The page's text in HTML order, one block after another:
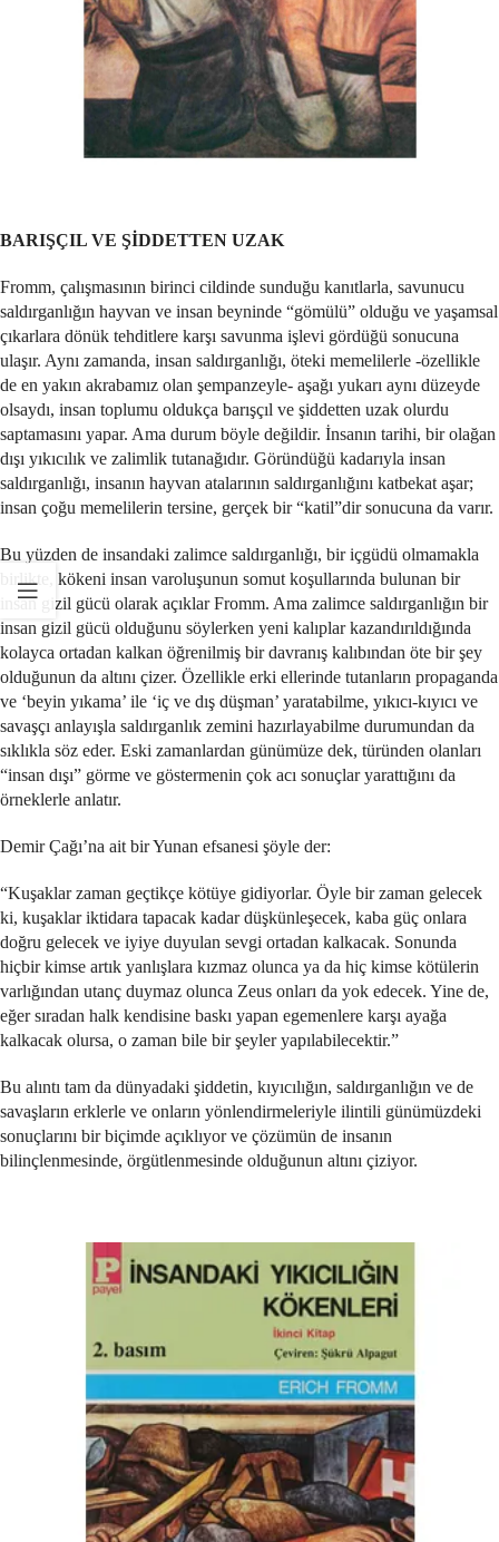
BARIŞÇIL VE ŞİDDETTEN UZAK
Fromm, çalışmasının birinci cildinde sunduğu kanıtlarla, savunucu
saldırganlığın hayvan ve insan beyninde “gömülü” olduğu ve yaşamsal
çıkarlara dönük tehditlere karşı savunma işlevi gördüğü sonucuna
ulaşır. Aynı zamanda, insan saldırganlığı, öteki memelilerle -özellikle
de en yakın akrabamız olan şempanzeyle- aşağı yukarı aynı düzeyde
olsaydı, insan toplumu oldukça barışçıl ve şiddetten uzak olurdu
saptamasını yapar. Ama durum böyle değildir. İnsanın tarihi, bir olağan
dışı yıkıcılık ve zalimlik tutanağıdır. Göründüğü kadarıyla insan
saldırganlığı, insanın hayvan atalarının saldırganlığını katbekat aşar;
insan çoğu memelilerin tersine, gerçek bir “katil”dir sonucuna da varır.
Bu yüzden de insandaki zalimce saldırganlığı, bir içgüdü olmamakla
birlikte, kökeni insan varoluşunun somut koşullarında bulunan bir
insan gizil gücü olarak açıklar Fromm. Ama zalimce saldırganlığın bir
insan gizil gücü olduğunu söylerken yeni kalıplar kazandırıldığında
kolayca ortadan kalkan öğrenilmiş bir davranış kalıbından öte bir şey
olduğunun da altını çizer. Özellikle erki ellerinde tutanların propaganda
ve ‘beyin yıkama’ ile ‘iç ve dış düşman’ yaratabilme, yıkıcı-kıyıcı ve
savaşçı anlayışla saldırganlık zemini hazırlayabilme durumundan da
sıklıkla söz eder. Eski zamanlardan günümüze dek, türünden olanları
“insan dışı” görme ve göstermenin çok acı sonuçlar yarattığını da
örneklerle anlatır.
Demir Çağı’na ait bir Yunan efsanesi şöyle der:
“Kuşaklar zaman geçtikçe kötüye gidiyorlar. Öyle bir zaman gelecek
ki, kuşaklar iktidara tapacak kadar düşkünleşecek, kaba güç onlara
doğru gelecek ve iyiye duyulan sevgi ortadan kalkacak. Sonunda
hiçbir kimse artık yanlışlara kızmaz olunca ya da hiç kimse kötülerin
varlığından utanç duymaz olunca Zeus onları da yok edecek. Yine de,
eğer sıradan halk kendisine baskı yapan egemenlere karşı ayağa
kalkacak olursa, o zaman bile bir şeyler yapılabilecektir.”
Bu alıntı tam da dünyadaki şiddetin, kıyıcılığın, saldırganlığın ve de
savaşların erklerle ve onların yönlendirmeleriyle ilintili günümüzdeki
sonuçlarını bir biçimde açıklıyor ve çözümün de insanın
bilinçlenmesinde, örgütlenmesinde olduğunun altını çiziyor.